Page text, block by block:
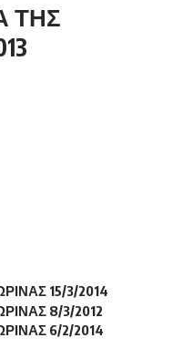
ΤΗΣ
15/3/2014
8/3/2012
6/2/2014